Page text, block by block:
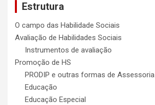
Estrutura
O campo das Habilidade Sociais
Avaliação de Habilidades Sociais
Instrumentos de avaliação
Promoção de HS
PRODIP e outras formas de Assessoria
Educação
Educação Especial